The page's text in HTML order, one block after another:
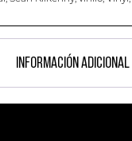
INFORMACIÓN ADICIONAL